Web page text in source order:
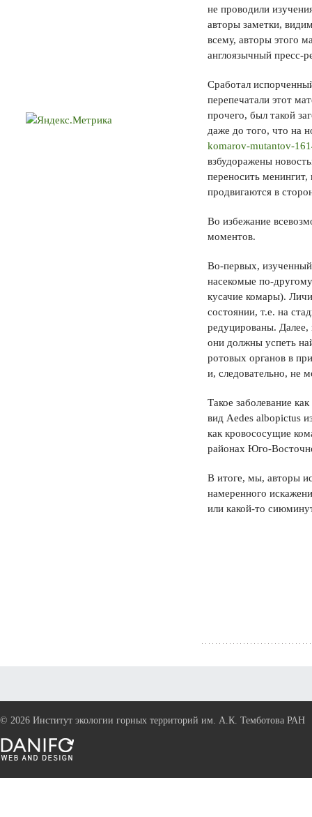
не проводили
авторы заметки,
всему, авторы этого
англоязычный пресс-
Сработал
перепечатали этот
прочего, был такой
даже до того, что на
komarov-mutantov-
взбудоражены
переносить
продвигаются в
Во избежание
моментов.
Во-первых,
насекомые по-
кусачие комары).
состоянии, т.е. на
редуцированы. Далее,
они должны успеть
ротовых органов в
и, следовательно, не
Такое заболевание
вид Aedes albopictus
как кровососущие
районах Юго-
В итоге, мы, авторы
намеренного
или какой-то
© 2026 Институт экологии горных территорий им. А.К. Темботова РАН